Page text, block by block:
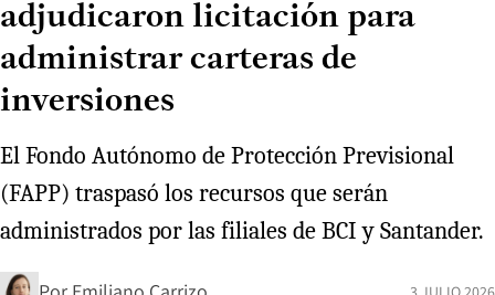
adjudicaron licitación para
administrar carteras de
inversiones
El Fondo Autónomo de Protección Previsional
(FAPP) traspasó los recursos que serán
administrados por las filiales de BCI y Santander.